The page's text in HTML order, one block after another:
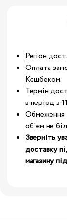
Регіон
Оплата
Кешбеком.
Термін
в період з
Обмеження
об'єм не
Зверніть
доставку
магазину